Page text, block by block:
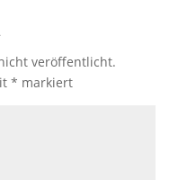
veröffentlicht.
* markiert